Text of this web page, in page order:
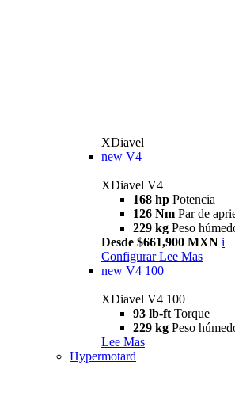
XDiavel
new V4
XDiavel V4
168 hp Potencia
126 Nm Par de
229 kg Peso
Desde $661,900 MXN i
Configurar Lee Mas
new V4 100
XDiavel V4 100
93 lb-ft Torque
229 kg Peso
Lee Mas
Hypermotard